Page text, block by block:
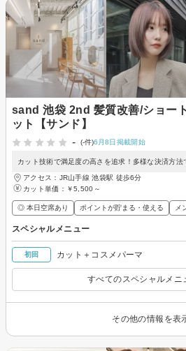
sand 池袋 2nd 髪質改善/ショー
ット【サンド】
-
(-件)6月8日掲載開始
カット技術で満足度の高さを追求！多様な決済方法
アクセス：JR山手線 池袋駅 徒歩6分
カット単価： ￥5,500～
◎ 本日空席あり ポイントが貯まる・使える メ
スペシャルメニュー
初回 カット＋コスメパーマ
すべてのスペシャルメニ
その他の情報を表